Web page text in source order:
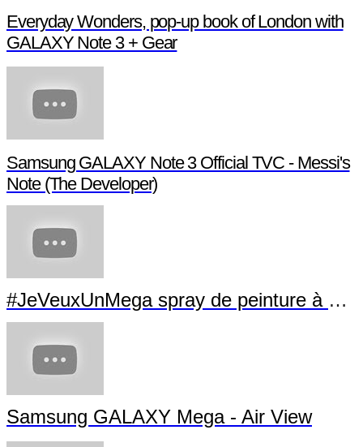
Everyday Wonders, pop-up book of London with
GALAXY Note 3 + Gear
Samsung GALAXY Note 3 Official TVC - Messi's
Note (The Developer)
#JeVeuxUnMega spray de peinture à La Villette
Samsung GALAXY Mega - Air View